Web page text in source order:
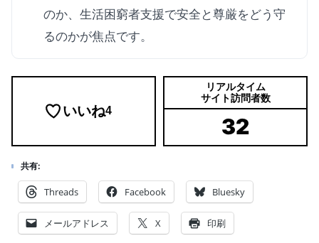
のか、生活困窮者支援で安全と尊厳をどう守
るのかが焦点です。
いいね4
リアルタイム
サイト訪問者数
32
共有:
Threads Facebook Bluesky
メールアドレス X 印刷